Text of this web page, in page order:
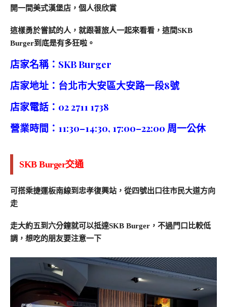
開一間美式漢堡店，個人很欣賞
這樣勇於嘗試的人，就跟著旅人一起來看看，這間SKB
Burger到底是有多狂啦。
店家名稱：SKB Burger
店家地址：台北市大安區大安路一段8號
店家電話：02 2711 1738
營業時間：11:30–14:30, 17:00–22:00 周一公休
SKB Burger交通
可搭乘捷運板南線到忠孝復興站，從四號出口往市民大道方向
走
走大約五到六分鐘就可以抵達SKB Burger，不過門口比較低
調，想吃的朋友要注意一下